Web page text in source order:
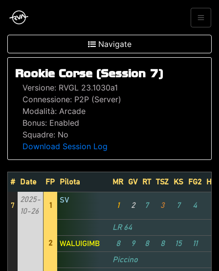
Navigate
Rookie Corse (Session 7)
Versione: RVGL 23.1030a1
Connessione: P2P (Server)
Modalità: Arcade
Bonus: Enabled
Squadre: No
Download Session Log
# Date FP Pilota MR GV RT TSZ KS FG2 HP1
7
2025-
10-26
1
SV
1 2 7 3 7 4
LR 64
2
WALUIGIMB 8 9 8 8 15 11
Piccino